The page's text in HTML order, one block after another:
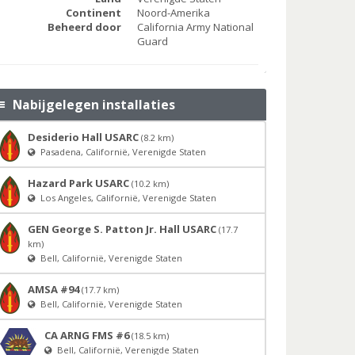
Continent
Noord-Amerika
Beheerd door
California Army National
Guard
Nabijgelegen installaties
Desiderio Hall USARC (8.2 km)
Pasadena, Californië, Verenigde Staten
Hazard Park USARC (10.2 km)
Los Angeles, Californië, Verenigde Staten
GEN George S. Patton Jr. Hall USARC (17.7
km)
Bell, Californië, Verenigde Staten
AMSA #94 (17.7 km)
Bell, Californië, Verenigde Staten
CA ARNG FMS #6 (18.5 km)
Bell, Californië, Verenigde Staten